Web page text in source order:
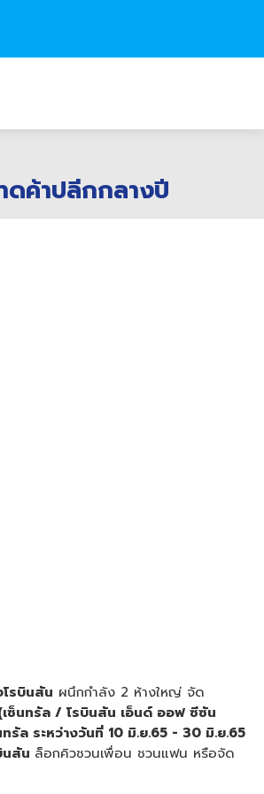
ดค้าปลีกกลางปี
รบินสัน ผนึกกำลัง 2 ห้างใหญ่ จัด
(เซ็นทรัล / โรบินสัน เอ็นด์ ออฟ ซีซัน
ทรัล ระหว่างวันที่ 10 มิ.ย.65 - 30 มิ.ย.65
นสัน ล็อกคิวชวนเพื่อน ชวนแฟน หรือจัด